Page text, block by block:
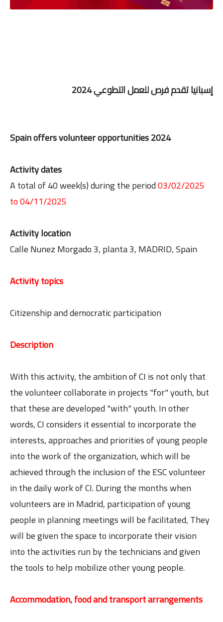
إسبانيا تقدم فرص للعمل التطوعي 2024
Spain offers volunteer opportunities 2024
Activity dates
A total of 40 week(s) during the period03/02/2025
to 04/11/2025
Activity location
Calle Nunez Morgado 3, planta 3, MADRID, Spain
Activity topics
Citizenship and democratic participation
Description
With this activity, the ambition of CI is not only that
the volunteer collaborate in projects "for" youth, but
that these are developed "with" youth. In other
words, CI considers it essential to incorporate the
interests, approaches and priorities of young people
into the work of the organization, which will be
achieved through the inclusion of the ESC volunteer
in the daily work of CI. During the months when
volunteers are in Madrid, participation of young
people in planning meetings will be facilitated, They
will be given the space to incorporate their vision
into the activities run by the technicians and given
the tools to help mobilize other young people.
Accommodation, food and transport arrangements